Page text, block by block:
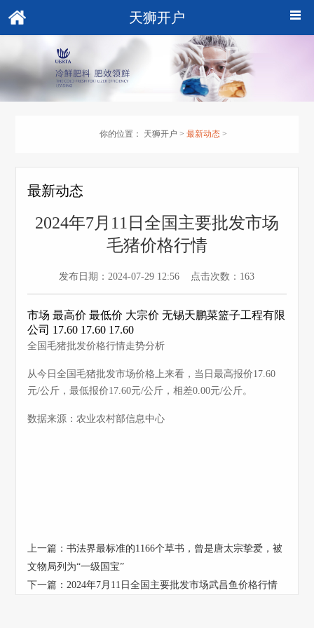
天狮开户
你的位置： 天狮开户 > 最新动态 >
最新动态
2024年7月11日全国主要批发市场
毛猪价格行情
发布日期：2024-07-29 12:56 点击次数：163
市场 最高价 最低价 大宗价 无锡天鹏菜篮子工程有限
公司 17.60 17.60 17.60
全国毛猪批发价格行情走势分析
从今日全国毛猪批发市场价格上来看，当日最高报价17.60
元/公斤，最低报价17.60元/公斤，相差0.00元/公斤。
数据来源：农业农村部信息中心
上一篇：书法界最标准的1166个草书，曾是唐太宗挚爱，被
文物局列为“一级国宝”
下一篇：2024年7月11日全国主要批发市场武昌鱼价格行情